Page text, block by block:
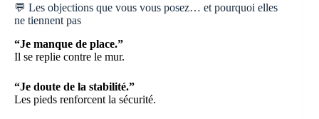
💬 Les objections que vous vous posez… et pourquoi elles
ne tiennent pas
“Je manque de place.”
Il se replie contre le mur.
“Je doute de la stabilité.”
Les pieds renforcent la sécurité.